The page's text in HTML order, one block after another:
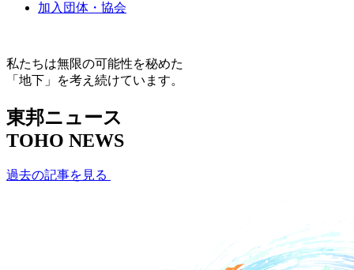
加入団体・協会
私たちは無限の可能性を秘めた
「地下」を考え続けています。
東邦ニュース
TOHO NEWS
過去の記事を見る